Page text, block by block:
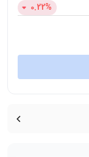
0.22%